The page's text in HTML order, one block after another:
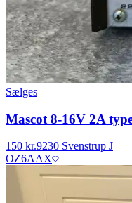
Sælges
Mascot 8-16V 2A
150 kr.9230 Svenstrup J
OZ6AAX